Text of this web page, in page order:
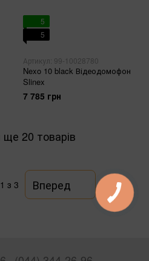
5
5
Артикул: 99-10028780
Nexo 10 black Відеодомофон
Slinex
7 785 грн
20 товарів
1 з 3 Вперед